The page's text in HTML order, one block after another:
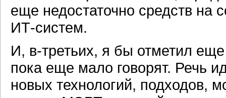
еще недостаточно средств на
ИТ-систем.
И, в-третьих, я бы отметил
пока еще мало говорят. Речь
новых технологий, подходов,